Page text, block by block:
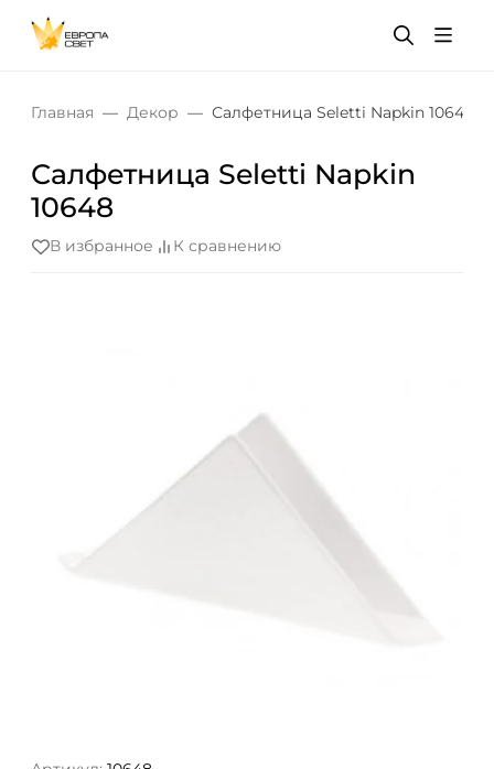
Главная Декор Салфетница Seletti Napkin 10648
Салфетница Seletti Napkin
10648
В избранное К сравнению